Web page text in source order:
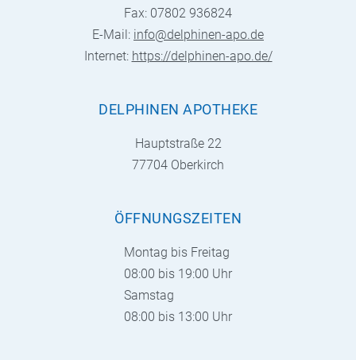
Fax: 07802 936824
E-Mail: info@delphinen-apo.de
Internet: https://delphinen-apo.de/
DELPHINEN APOTHEKE
Hauptstraße 22
77704 Oberkirch
ÖFFNUNGSZEITEN
Montag bis Freitag
08:00 bis 19:00 Uhr
Samstag
08:00 bis 13:00 Uhr